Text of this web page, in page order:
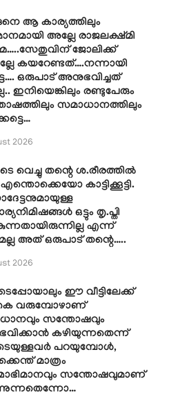
ആ കാര്യത്തിലും
അല്ലേ രാജലക്ഷ്മി
ജോലിക്ക്
കയറേണ്ടത്….നന്നായി
ഒരുപാട് അനുഭവിച്ചത്
ഇനിയെങ്കിലും രണ്ടുപേരും
സമാധാനത്തിലും
2026
വെച്ചു തന്റെ ശ.രീരത്തിൽ
എന്തൊക്കെയോ കാട്ടിക്കൂട്ടി.
ഒട്ടും തൃ.പ്തി
എന്ന്
അത് ഒരുപാട് തന്റെ…..
2026
ഈ വീട്ടിലേക്ക്
വരുമ്പോഴാണ്
സന്തോഷവും
കഴിയുന്നതെന്ന്
പറയുമ്പോൾ,
മാത്രം
സന്തോഷവുമാണ്